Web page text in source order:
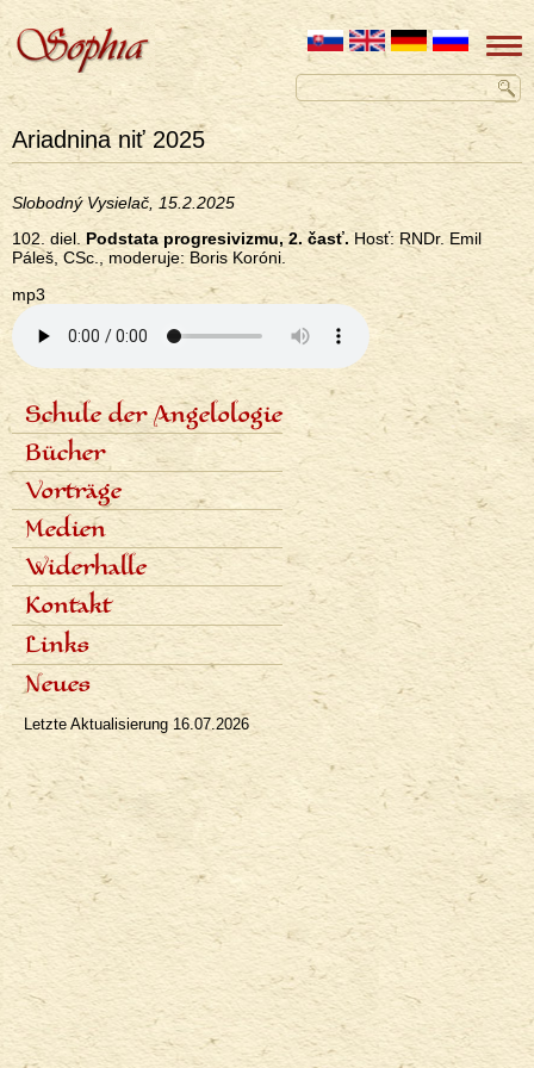
Ariadnina niť 2025
Slobodný Vysielač, 15.2.2025
102. diel. Podstata progresivizmu, 2. časť. Hosť: RNDr. Emil
Páleš, CSc., moderuje: Boris Koróni.
mp3
<none>
Schule der Angelologie
Inhalt der Schule
Lektoren
Sieben Stufen
Termine und Anmeldungen
Fotogalerie
Bücher
Angelologie der Geschichte
Sieben Erzengel
Vorträge
Zeitplan der Vorträge
Aufnahmen der Vorträge
Medien
Fachartikel
Populäre Artikel
Presseinterviews
Rundfunk
Fernsehen
Bibliographie
Widerhalle
Dialoge
Rezensionen
Kontakt
Links
Neues
Letzte Aktualisierung 16.07.2026